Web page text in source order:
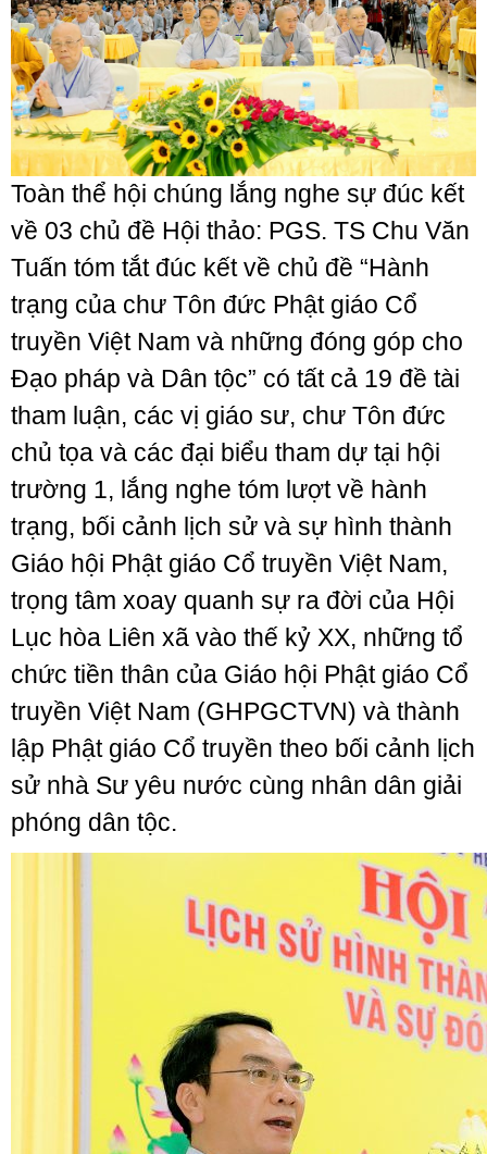
Toàn thể hội chúng lắng nghe sự đúc kết
về 03 chủ đề Hội thảo: PGS. TS Chu Văn
Tuấn tóm tắt đúc kết về chủ đề “Hành
trạng của chư Tôn đức Phật giáo Cổ
truyền Việt Nam và những đóng góp cho
Đạo pháp và Dân tộc” có tất cả 19 đề tài
tham luận, các vị giáo sư, chư Tôn đức
chủ tọa và các đại biểu tham dự tại hội
trường 1, lắng nghe tóm lượt về hành
trạng, bối cảnh lịch sử và sự hình thành
Giáo hội Phật giáo Cổ truyền Việt Nam,
trọng tâm xoay quanh sự ra đời của Hội
Lục hòa Liên xã vào thế kỷ XX, những tổ
chức tiền thân của Giáo hội Phật giáo Cổ
truyền Việt Nam (GHPGCTVN) và thành
lập Phật giáo Cổ truyền theo bối cảnh lịch
sử nhà Sư yêu nước cùng nhân dân giải
phóng dân tộc.